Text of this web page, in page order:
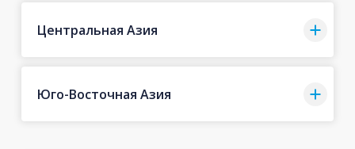
Центральная Азия
Юго-Восточная Азия